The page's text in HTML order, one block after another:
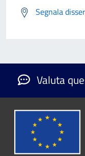
Segnala
Valuta